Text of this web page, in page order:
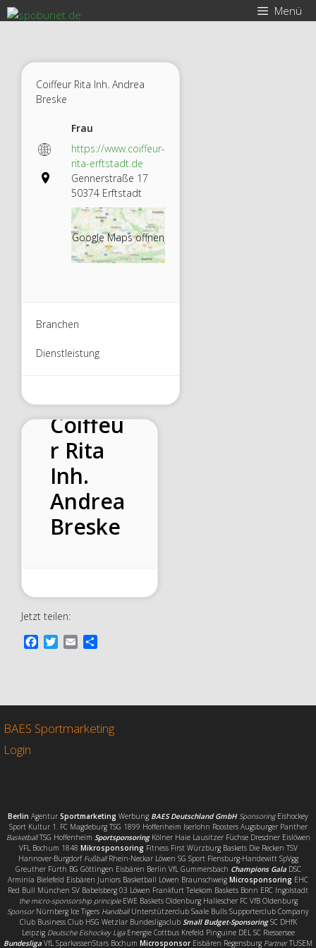
Zum
Inhalt
Menü
Coiffeur Rita Inh. Andrea
Breske
Frau
https://www.coiffeur-
rita-erftstadt.de
Gennerstraße 17
50374 Erftstadt
Google Maps öffnen
Branchen
Dienstleistung
Coiffeu
r Rita
Inh.
Andrea
Breske
Jetzt teilen:
o
k
r
BAES Sportmarketing
Login
Berlin Agentur Sportmarketing Werbung BAES Deutschland GmbH SponsoringEishockey
Sport Kultur 1. FC Magdeburg TSG 1899 Hoffenheim Iserlohn Roosters Augsburger Panther
BasketballTSG Hoffenheim SportsponsoringKölner Haie Lausitzer Füchse Dresdner Eislöwen
VFL Bochum 1848 Mikrosponsoring Fitness First Würzburg Baskets Die Recken TSV
Hannover-Burgdorf FußballRhein-Neckar Löwen SG Sport Flensburg-Handewitt SpVgg
Greuther Fürth BG Göttingen Eisbären Berlin VfL Gummersbach Champions GalaDSC
Arminia Bielefeld Eisbären Juniors Basketball Löwen Braunschweig Microsponsoring EHC
Red Bull München SV Babelsberg 03 Löwen Frankfurt Telekom Baskets Bonn ERC Ingolstadt
the micro-sponsorship principleEWE Baskets Oldenburg Hallescher FC VfB Oldenburg
SponsorNürnberg Ice Tigers HandballUnterstützerclub Saale Bulls Supporterclub Company
Club Business Club HSG Wetzlar Bundesligaclub Small Budget-SponsoringSC DHfK
Leipzig Deutsche Eishockey LigaEnergie Cottbus Krefeld Pinguine DEL SC Riessersee
Bundesliga VfL SparkassenStars Bochum MicrosponsorEisbären Regensburg PartnerTUSEM